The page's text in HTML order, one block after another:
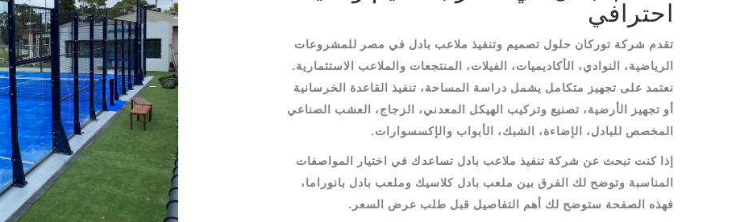
احترافي
تقدم شركة توركان حلول تصميم وتنفيذ ملاعب بادل في مصر للمشروعات
الرياضية، النوادي، الأكاديميات، الفيلات، المنتجعات والملاعب الاستثمارية.
نعتمد على تجهيز متكامل يشمل دراسة المساحة، تنفيذ القاعدة الخرسانية
أو تجهيز الأرضية، تصنيع وتركيب الهيكل المعدني، الزجاج، العشب الصناعي
المخصص للبادل، الإضاءة، الشبك، الأبواب والإكسسوارات.
إذا كنت تبحث عن شركة تنفيذ ملاعب بادل تساعدك في اختيار المواصفات
المناسبة وتوضح لك الفرق بين ملعب بادل كلاسيك وملعب بادل بانوراما،
فهذه الصفحة ستوضح لك أهم التفاصيل قبل طلب عرض السعر.